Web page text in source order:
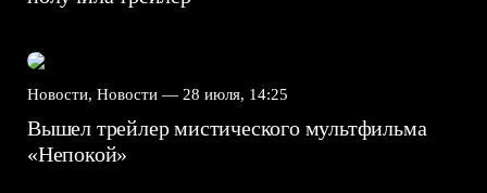
Новости, Новости — 28 июля, 14:25
Вышел трейлер мистического мультфильма
«Непокой»